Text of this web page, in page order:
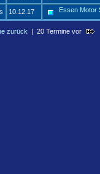
10.12.17 Essen Motor
zurück | 20 Termine vor